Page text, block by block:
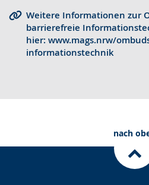
Weitere Informationen zur
barrierefreie
hier: www.mags.nrw/
informationstechnik
e
t
.
r
p
nach